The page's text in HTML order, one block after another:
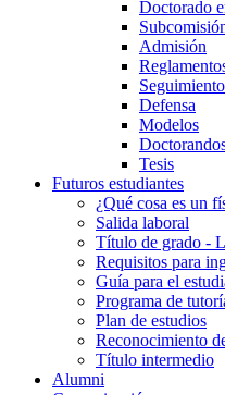
Doctorado
Admisión
Seguimiento
Defensa
Modelos
Tesis
Futuros estudiantes
¿Qué cosa es un
Salida laboral
Título de grado -
Requisitos para
Guía para el
Programa de
Plan de estudios
Reconocimiento
Título intermedio
Alumni